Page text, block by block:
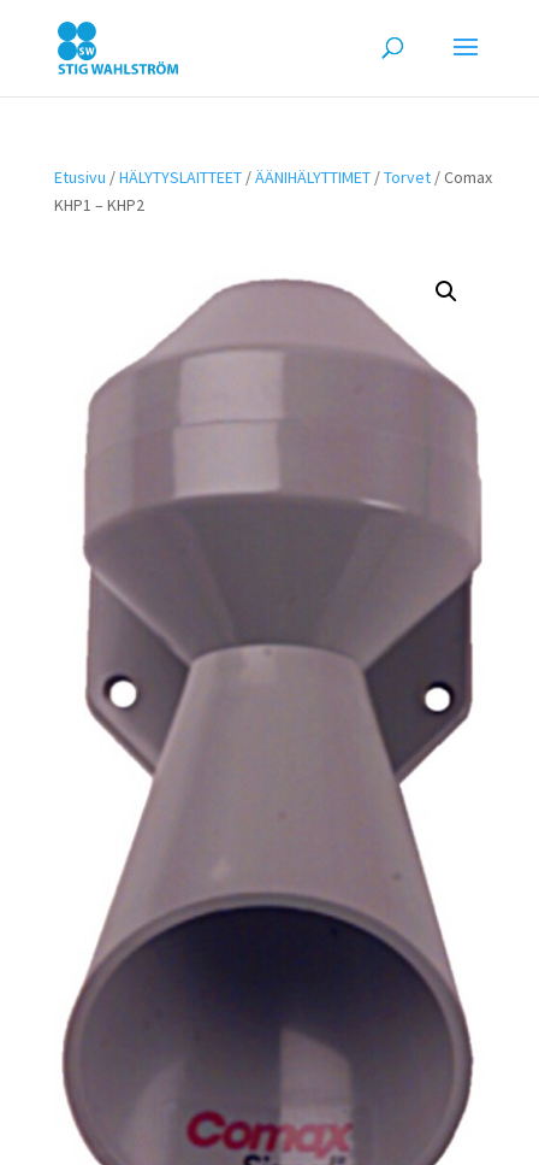
Etusivu /HÄLYTYSLAITTEET/ÄÄNIHÄLYTTIMET/Torvet/ Comax
KHP1 – KHP2